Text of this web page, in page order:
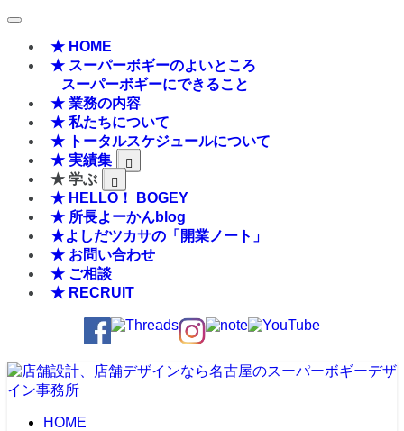
★ HOME
★ スーパーボギーのよいところ
スーパーボギーにできること
★ 業務の内容
★ 私たちについて
★ トータルスケジュールについて
★ 実績集
★ 学ぶ
★ HELLO！ BOGEY
★ 所長よーかんblog
★よしだツカサの「開業ノート」
★ お問い合わせ
★ ご相談
★ RECRUIT
HOME